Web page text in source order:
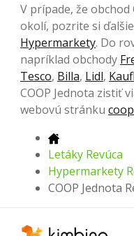
V prípade, že obchod
okolí, pozrite si
Hypermarkety. Do
napríklad obchody
Tesco, Billa, Lidl,
COOP Jednota zistiť
webovú stránku
Letáky Revúca
Hypermarkety
COOP Jednota